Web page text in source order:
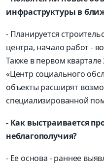
инфраструктуры в
- Планируется
центра, начало работ -
Также в первом квартале
«Центр социального
объекты расширят
специализированной
- Как выстраивается
неблагополучия?
- Ее основа - раннее